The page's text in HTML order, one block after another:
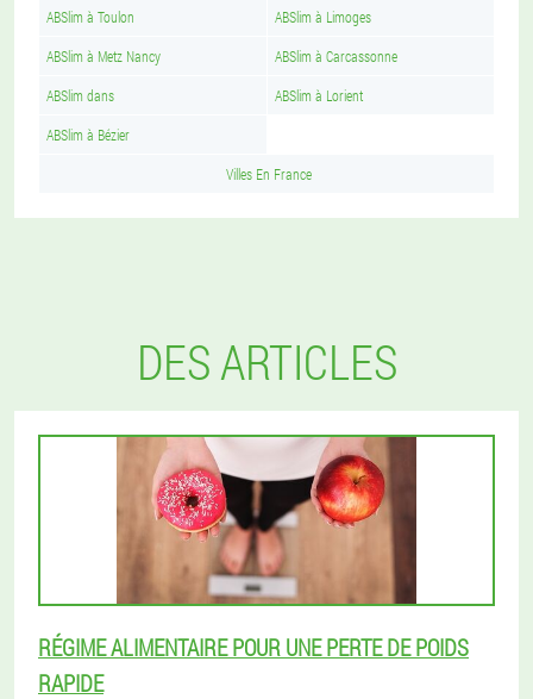
ABSlim à Toulon ABSlim à Limoges
ABSlim à Metz Nancy ABSlim à Carcassonne
ABSlim dans ABSlim à Lorient
ABSlim à Bézier
Villes En France
DES ARTICLES
RÉGIME ALIMENTAIRE POUR UNE PERTE DE POIDS
RAPIDE